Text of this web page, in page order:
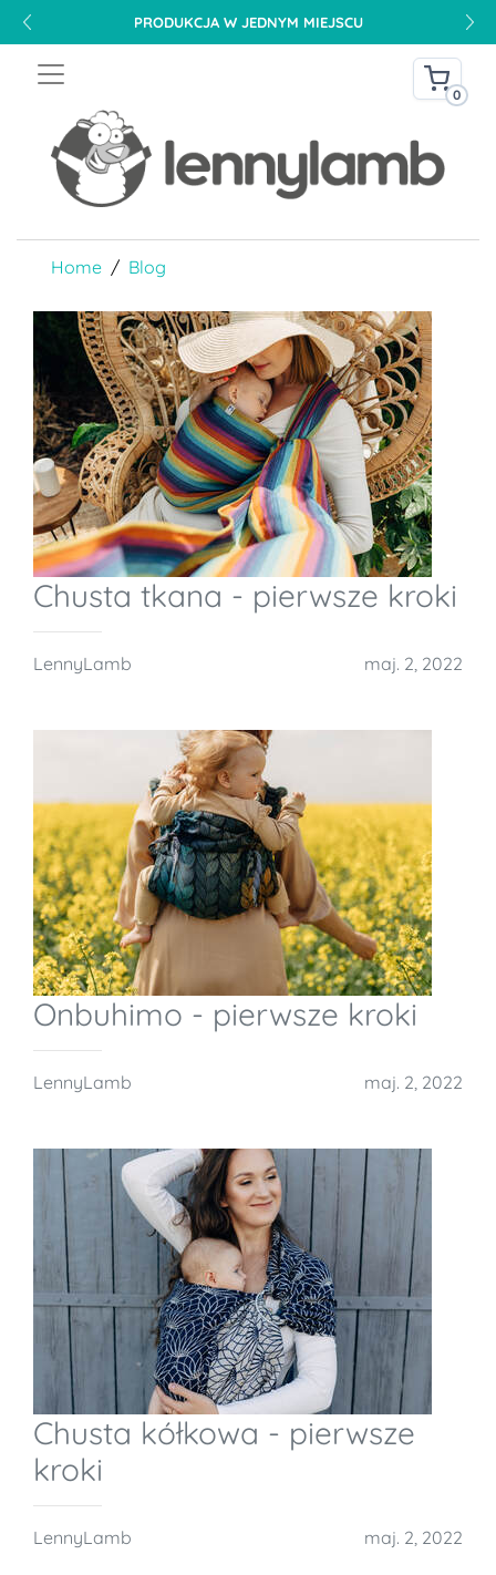
PRODUKCJA W JEDNYM MIEJSCU
0
Home Blog
Chusta tkana - pierwsze kroki
LennyLamb maj. 2, 2022
Onbuhimo - pierwsze kroki
LennyLamb maj. 2, 2022
Chusta kółkowa - pierwsze
kroki
LennyLamb maj. 2, 2022